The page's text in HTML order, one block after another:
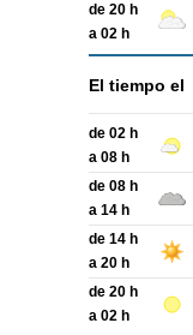
de 20 h
a 02 h
El tiempo el
de 02 h
a 08 h
de 08 h
a 14 h
de 14 h
a 20 h
de 20 h
a 02 h